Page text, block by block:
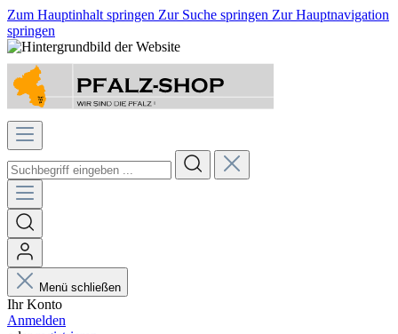
Zum Hauptinhalt springen Zur Suche springen Zur Hauptnavigation
springen
Menü schließen
Ihr Konto
Anmelden